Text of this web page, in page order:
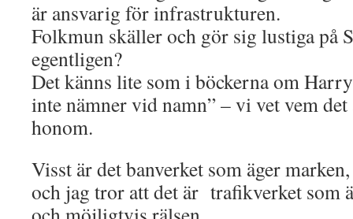
är ansvarig för infrastrukturen.
Folkmun skäller och gör sig lustiga på
egentligen?
Det känns lite som i böckerna om
inte nämner vid namn” – vi vet vem
honom.
Visst är det banverket som äger marken,
och jag tror att det är trafikverket som